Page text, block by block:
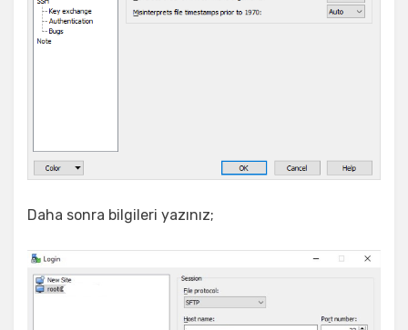
Daha sonra bilgileri yazınız;